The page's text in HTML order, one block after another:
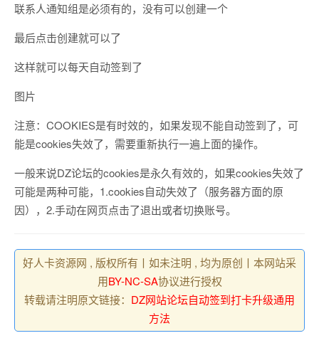
联系人通知组是必须有的，没有可以创建一个
最后点击创建就可以了
这样就可以每天自动签到了
图片
注意：COOKIES是有时效的，如果发现不能自动签到了，可
能是cookies失效了，需要重新执行一遍上面的操作。
一般来说DZ论坛的cookies是永久有效的，如果cookies失效了
可能是两种可能，1.cookies自动失效了（服务器方面的原
因），2.手动在网页点击了退出或者切换账号。
好人卡资源网 , 版权所有丨如未注明 , 均为原创丨本网站采
用BY-NC-SA协议进行授权
转载请注明原文链接： DZ网站论坛自动签到打卡升级通用
方法